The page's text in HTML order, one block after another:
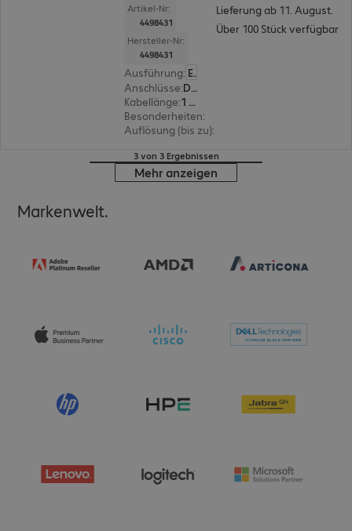
Artikel-Nr:
4498431
Hersteller-Nr:
4498431
Ausführung:
Europäisch
Anschlüsse:
DVI-D | HDMI(A)
Kabellänge:
1 m
Besonderheiten:
Auflösung (bis zu):
Lieferung ab 11. August.
Über 100 Stück verfügbar
3 von 3 Ergebnissen
Mehr anzeigen
Markenwelt.